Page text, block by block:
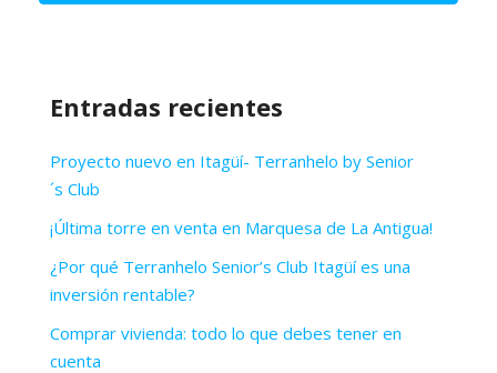
Entradas recientes
Proyecto nuevo en Itagüí- Terranhelo by Senior
´s Club
¡Última torre en venta en Marquesa de La Antigua!
¿Por qué Terranhelo Senior’s Club Itagüí es una
inversión rentable?
Comprar vivienda: todo lo que debes tener en
cuenta